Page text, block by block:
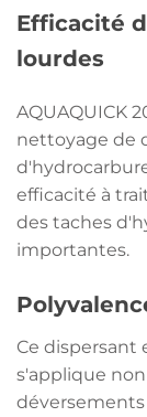
Efficacité
lourdes
AQUAQUICK
nettoyage de
efficacité à
des taches
importantes.
Ce dispersant
s'applique
déversements